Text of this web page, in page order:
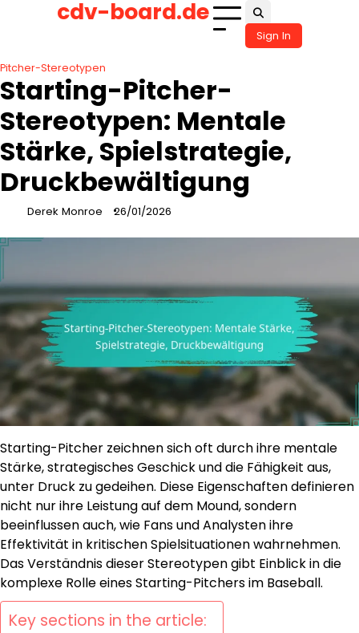
cdv-board.de
Sign In
Pitcher-Stereotypen
Starting-Pitcher-
Stereotypen: Mentale
Stärke, Spielstrategie,
Druckbewältigung
Derek Monroe 26/01/2026
Starting-Pitcher zeichnen sich oft durch ihre mentale
Stärke, strategisches Geschick und die Fähigkeit aus,
unter Druck zu gedeihen. Diese Eigenschaften definieren
nicht nur ihre Leistung auf dem Mound, sondern
beeinflussen auch, wie Fans und Analysten ihre
Effektivität in kritischen Spielsituationen wahrnehmen.
Das Verständnis dieser Stereotypen gibt Einblick in die
komplexe Rolle eines Starting-Pitchers im Baseball.
Key sections in the article: